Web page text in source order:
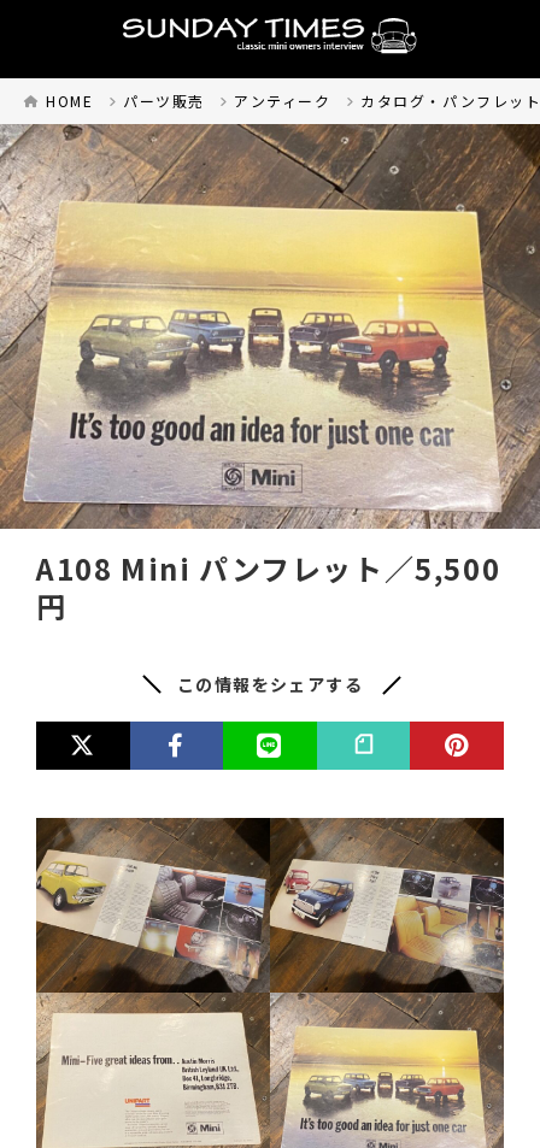
HOME パーツ販売 アンティーク カタログ・パンフレッ
A108 Mini パンフレット／5,500
円
この情報をシェアする